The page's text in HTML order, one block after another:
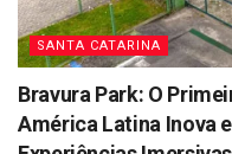
SANTA CATARINA
Bravura Park: O
América Latina Inova